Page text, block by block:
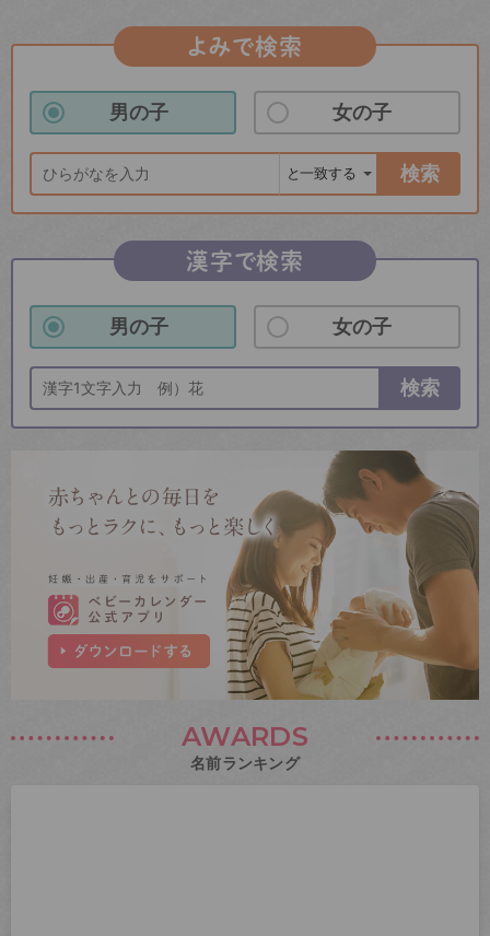
よみで検索
男の子 女の子
検索
漢字で検索
男の子 女の子
検索
AWARDS
名前ランキング